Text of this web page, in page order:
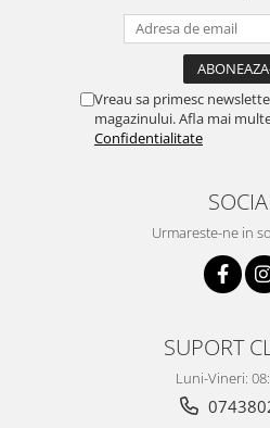
Accesorii aragaze & butelii
Pirostrii si accesorii pentru gatit
Plite & aragaze
Prelungitoare & cabluri electrice
Lumina de crestere pentru plante
Vreau sa primesc
magazinului. Afla mai
Confidentialitate
Urmareste-ne in
SUPORT
Luni-Vineri: